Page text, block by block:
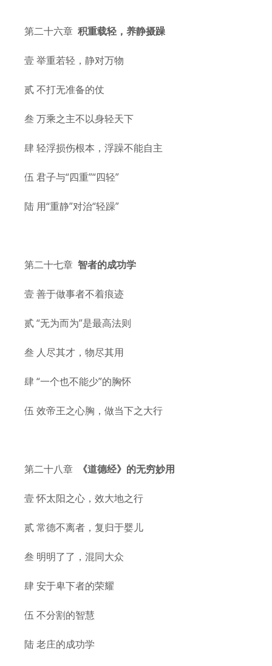
第二十六章 积重载轻，养静摄躁
壹 举重若轻，静对万物
贰 不打无准备的仗
叁 万乘之主不以身轻天下
肆 轻浮损伤根本，浮躁不能自主
伍 君子与“四重”“四轻”
陆 用“重静”对治“轻躁”
第二十七章 智者的成功学
壹 善于做事者不着痕迹
贰 “无为而为”是最高法则
叁 人尽其才，物尽其用
肆 “一个也不能少”的胸怀
伍 效帝王之心胸，做当下之大行
第二十八章 《道德经》的无穷妙用
壹 怀太阳之心，效大地之行
贰 常德不离者，复归于婴儿
叁 明明了了，混同大众
肆 安于卑下者的荣耀
伍 不分割的智慧
陆 老庄的成功学